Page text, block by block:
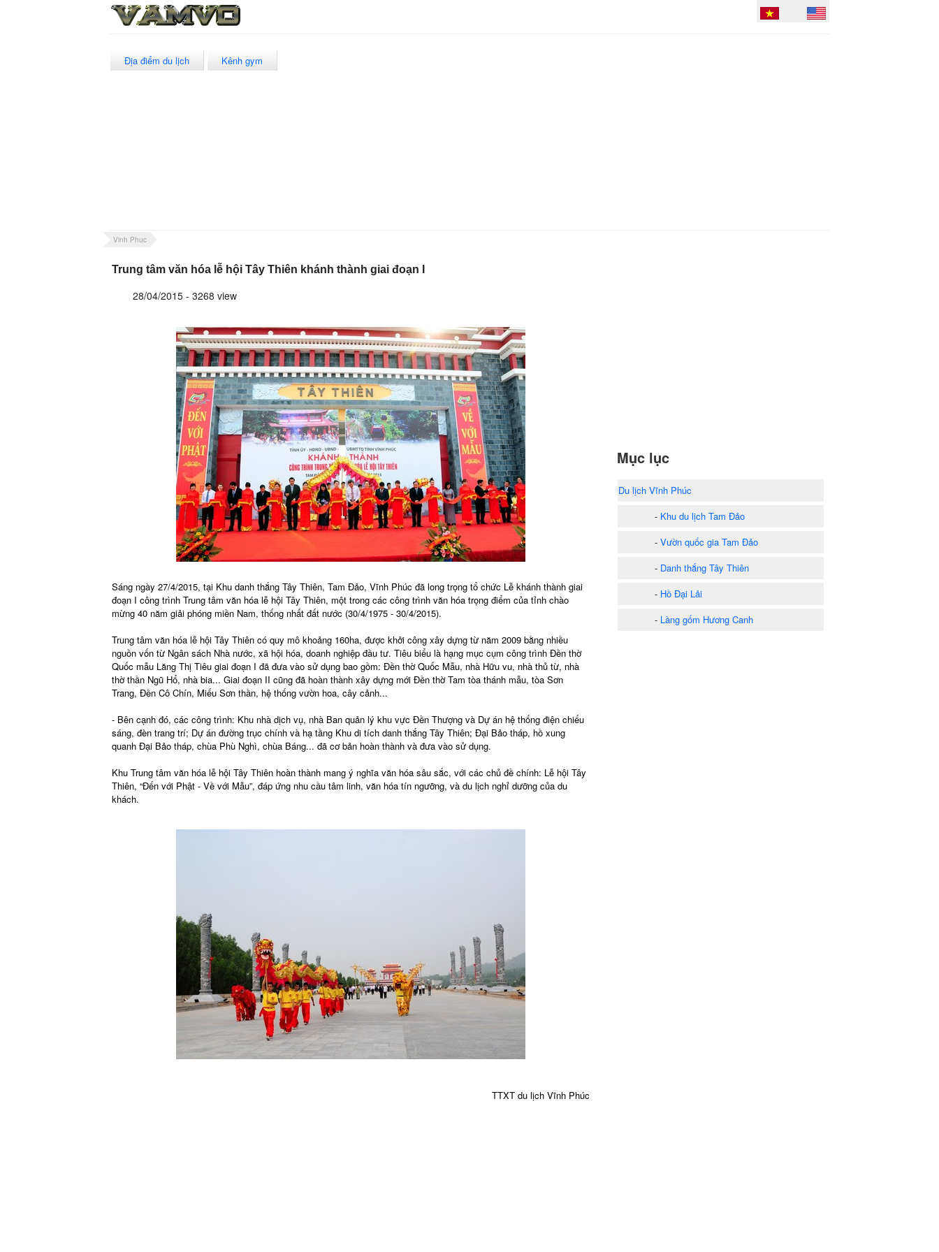
Địa điểm du lịch Kênh gym
Vinh Phuc
Trung tâm văn hóa lễ hội Tây Thiên khánh thành giai đoạn I
28/04/2015 - 3268 view
Sáng ngày 27/4/2015, tại Khu danh thắng Tây Thiên, Tam Đảo, Vĩnh Phúc đã long trọng tổ chức Lễ khánh thành giai
đoạn I công trình Trung tâm văn hóa lễ hội Tây Thiên, một trong các công trình văn hóa trọng điểm của tỉnh chào
mừng 40 năm giải phóng miền Nam, thống nhất đất nước (30/4/1975 - 30/4/2015).
Trung tâm văn hóa lễ hội Tây Thiên có quy mô khoảng 160ha, được khởi công xây dựng từ năm 2009 bằng nhiều
nguồn vốn từ Ngân sách Nhà nước, xã hội hóa, doanh nghiệp đầu tư. Tiêu biểu là hạng mục cụm công trình Đền thờ
Quốc mẫu Lăng Thị Tiêu giai đoạn I đã đưa vào sử dụng bao gồm: Đền thờ Quốc Mẫu, nhà Hữu vu, nhà thủ từ, nhà
thờ thần Ngũ Hổ, nhà bia... Giai đoạn II cũng đã hoàn thành xây dựng mới Đền thờ Tam tòa thánh mẫu, tòa Sơn
Trang, Đền Cô Chín, Miếu Sơn thần, hệ thống vườn hoa, cây cảnh...
- Bên cạnh đó, các công trình: Khu nhà dịch vụ, nhà Ban quản lý khu vực Đền Thượng và Dự án hệ thống điện chiếu
sáng, đèn trang trí; Dự án đường trục chính và hạ tầng Khu di tích danh thắng Tây Thiên; Đại Bảo tháp, hồ xung
quanh Đại Bảo tháp, chùa Phù Nghì, chùa Báng... đã cơ bản hoàn thành và đưa vào sử dụng.
Khu Trung tâm văn hóa lễ hội Tây Thiên hoàn thành mang ý nghĩa văn hóa sâu sắc, với các chủ đề chính: Lễ hội Tây
Thiên, “Đến với Phật - Về với Mẫu”, đáp ứng nhu cầu tâm linh, văn hóa tín ngưỡng, và du lịch nghỉ dưỡng của du
khách.
TTXT du lịch Vĩnh Phúc
Mục lục
Du lịch Vĩnh Phúc
- Khu du lịch Tam Đảo
- Vườn quốc gia Tam Đảo
- Danh thắng Tây Thiên
- Hồ Đại Lải
- Làng gốm Hương Canh